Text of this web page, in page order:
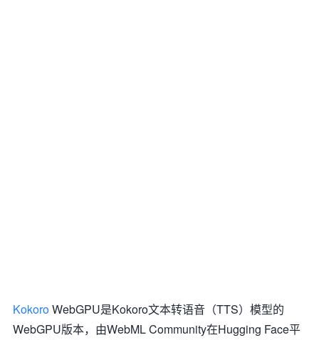
KokoroWebGPU是Kokoro文本转语音（TTS）模型的
WebGPU版本，由WebML Community在Hugging Face平